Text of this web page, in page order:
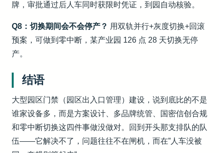
牌，审批通过后人车同时获限时凭证，到园自动核验。
Q8：切换期间会不会停产？ 用双轨并行+灰度切换+回滚
预案，可做到零中断，某产业园 126 点 28 天切换无停
产。
结语
大型园区门禁（园区出入口管理）建设，说到底比的不是
谁家设备多，而是方案设计、多品牌统管、国密信创合规
和零中断切换这四件事做没做对。回到开头那支排队的队
伍——它解决不了，问题往往不在闸机，而在”人车没被